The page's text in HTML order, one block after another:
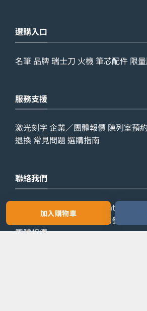
加入購物車
選購入口
名筆 品牌瑞士刀 火機 筆芯配件 限
服務支援
激光刻字 企業／團體報價 陳列室預約
退換 常見問題 選購指南
聯絡我們
WhatsApp：
2861 8762 歡迎預約參觀陳列
團體報價。